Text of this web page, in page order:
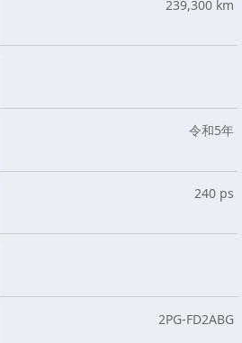
239,300 km
令和5年
240 ps
2PG-FD2ABG